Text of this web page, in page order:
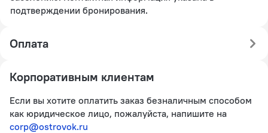
подтверждении бронирования.
Оплата
Корпоративным клиентам
Если вы хотите оплатить заказ безналичным способом
как юридическое лицо, пожалуйста, напишите на
corp@ostrovok.ru